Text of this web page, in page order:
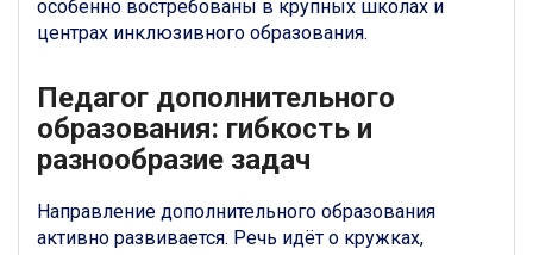
особенно востребованы в крупных школах и
центрах инклюзивного образования.
Педагог дополнительного
образования: гибкость и
разнообразие задач
Направление дополнительного образования
активно развивается. Речь идёт о кружках,